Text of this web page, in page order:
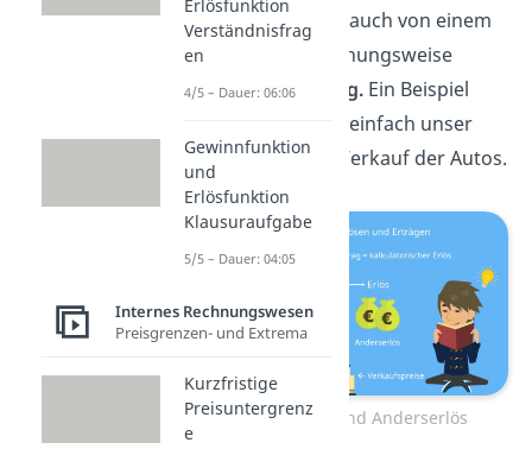
Dann spricht man auch von einem
Grunderlös
, beziehungsweise
einemZweckertrag.Ein Beispiel
hierfür wäre ganz einfach unser
Gewinn aus dem Verkauf der Autos.
Andersertrag und Anderserlös
Erlösfunktion
Verständnisfrag
en
4/5 – Dauer: 06:06
Gewinnfunktion
und
Erlösfunktion
Klausuraufgabe
5/5 – Dauer: 04:05
Internes Rechnungswesen
Preisgrenzen- und Extrema
Kurzfristige
Preisuntergrenz
e